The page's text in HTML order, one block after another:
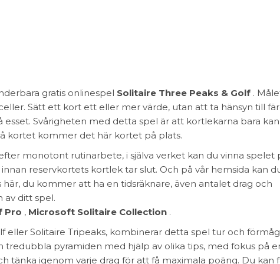
gratis onlinespel Solitaire Three Peaks & Golf .
Sätt ett kort ett eller mer värde, utan att ta hänsyn till
Svårigheten med detta spel är att kortlekarna bara kan
kortet kommer det här kortet på plats.
monotont rutinarbete, i själva verket kan du vinna spelet
reservkortets kortlek tar slut. Och på vår hemsida kan
du kommer att ha en tidsräknare, även antalet drag och
av ditt spel.
Pro , Microsoft Solitaire Collection .
eller Solitaire Tripeaks, kombinerar detta spel tur och
pyramiden med hjälp av olika tips, med fokus på
tänka igenom varje drag för att få maximala poäng. Du kan